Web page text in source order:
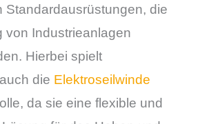
Standardausrüstungen, die
von Industrieanlagen
Hierbei spielt
die Elektroseilwinde
da sie eine flexible und